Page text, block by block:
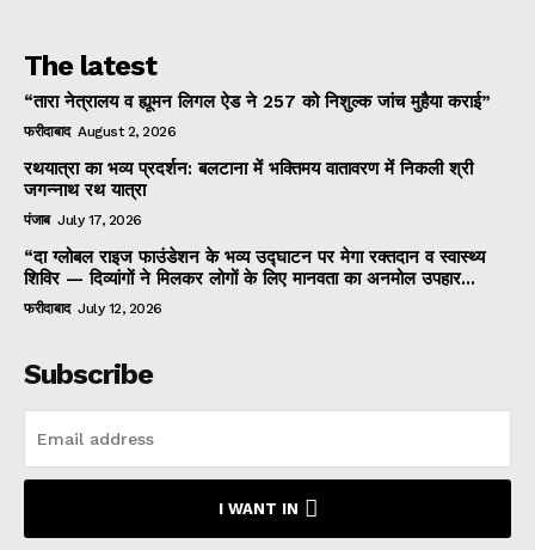
The latest
“तारा नेत्रालय व ह्यूमन लिगल ऐड ने 257 को निशुल्क जांच मुहैया कराई”
फरीदाबाद August 2, 2026
रथयात्रा का भव्य प्रदर्शन: बलटाना में भक्तिमय वातावरण में निकली श्री
जगन्नाथ रथ यात्रा
पंजाब July 17, 2026
“दा ग्लोबल राइज फाउंडेशन के भव्य उद्घाटन पर मेगा रक्तदान व स्वास्थ्य
शिविर — दिव्यांगों ने मिलकर लोगों के लिए मानवता का अनमोल उपहार...
फरीदाबाद July 12, 2026
Subscribe
I WANT IN